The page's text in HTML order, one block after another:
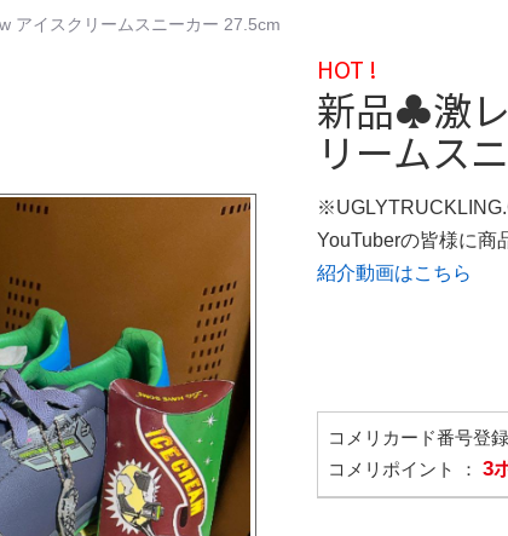
アイスクリームスニーカー 27.5cm
HOT !
新品♣︎激レ
リームス
YouTuberの皆様に商
紹介動画はこちら
コメリカード番号登
コメリポイント ： 3